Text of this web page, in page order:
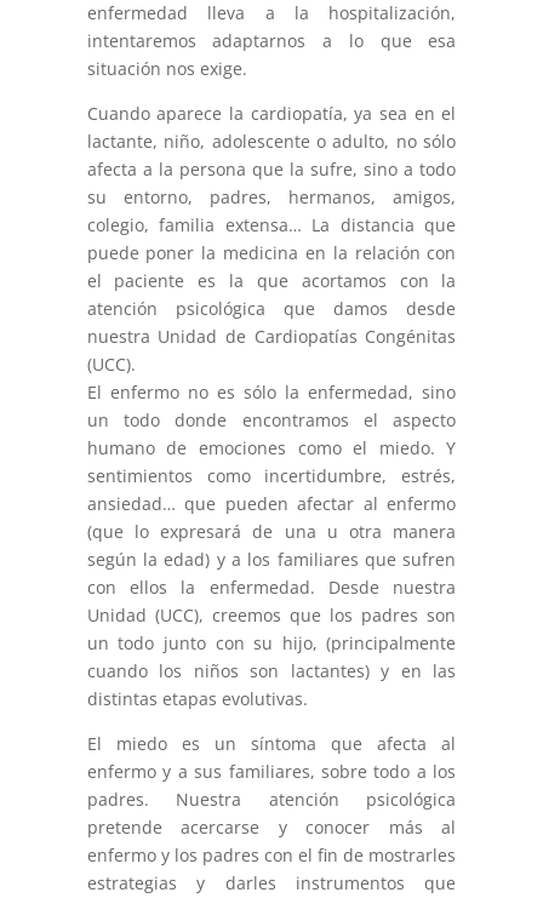
enfermedad lleva a la hospitalización,
intentaremos adaptarnos a lo que esa
situación nos exige.
Cuando aparece la cardiopatía, ya sea en el
lactante, niño, adolescente o adulto, no sólo
afecta a la persona que la sufre, sino a todo
su entorno, padres, hermanos, amigos,
colegio, familia extensa… La distancia que
puede poner la medicina en la relación con
el paciente es la que acortamos con la
atención psicológica que damos desde
nuestra Unidad de Cardiopatías Congénitas
(UCC).
El enfermo no es sólo la enfermedad, sino
un todo donde encontramos el aspecto
humano de emociones como el miedo. Y
sentimientos como incertidumbre, estrés,
ansiedad… que pueden afectar al enfermo
(que lo expresará de una u otra manera
según la edad) y a los familiares que sufren
con ellos la enfermedad. Desde nuestra
Unidad (UCC), creemos que los padres son
un todo junto con su hijo, (principalmente
cuando los niños son lactantes) y en las
distintas etapas evolutivas.
El miedo es un síntoma que afecta al
enfermo y a sus familiares, sobre todo a los
padres. Nuestra atención psicológica
pretende acercarse y conocer más al
enfermo y los padres con el fin de mostrarles
estrategias y darles instrumentos que